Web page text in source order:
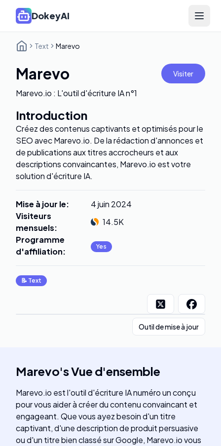
DokeyAI Open
Text Marevo
Marevo Visiter
Marevo.io : L'outil d'écriture IA n°1
Introduction
Créez des contenus captivants et optimisés pour le
SEO avec Marevo.io. De la rédaction d'annonces et
de publications aux titres accrocheurs et aux
descriptions convaincantes, Marevo.io est votre
solution d'écriture IA.
Mise à jour le:
4 juin 2024
Visiteurs
mensuels:
14.5K
Programme
d'affiliation: Yes
📝 Text
Outil de mise à jour
Marevo'sVue d'ensemble
Marevo.io est l'outil d'écriture IA numéro un conçu
pour vous aider à créer du contenu convaincant et
engageant. Que vous ayez besoin d'un titre
captivant, d'une description de produit persuasive
ou d'un titre bien classé sur Google, Marevo.io vous